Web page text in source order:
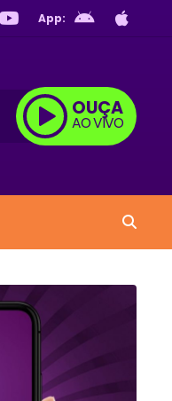
App:
OUÇA
AO VIVO